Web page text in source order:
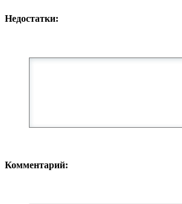
Недостатки:
Комментарий: